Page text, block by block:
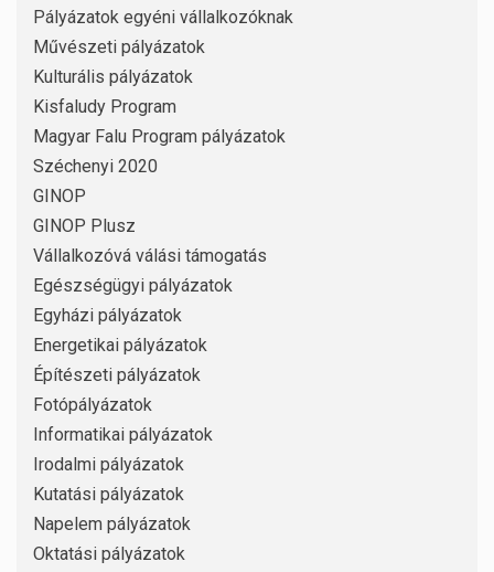
Pályázatok egyéni vállalkozóknak
Művészeti pályázatok
Kulturális pályázatok
Kisfaludy Program
Magyar Falu Program pályázatok
Széchenyi 2020
GINOP
GINOP Plusz
Vállalkozóvá válási támogatás
Egészségügyi pályázatok
Egyházi pályázatok
Energetikai pályázatok
Építészeti pályázatok
Fotópályázatok
Informatikai pályázatok
Irodalmi pályázatok
Kutatási pályázatok
Napelem pályázatok
Oktatási pályázatok